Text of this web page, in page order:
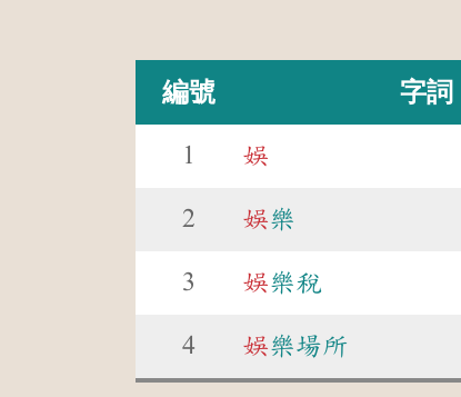
編號 字詞
1 娛
2 娛樂
3 娛樂稅
4 娛樂場所